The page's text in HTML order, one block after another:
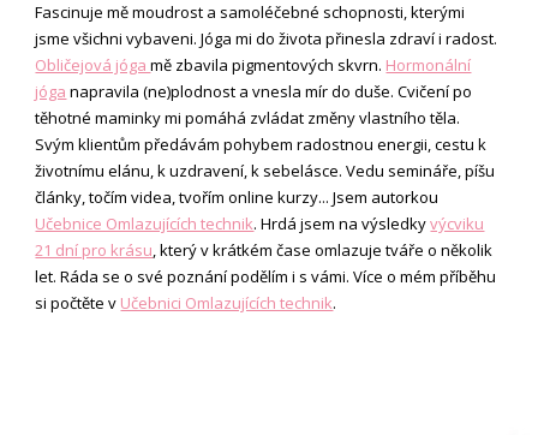
Fascinuje mě moudrost a samoléčebné schopnosti, kterými
jsme všichni vybaveni. Jóga mi do života přinesla zdraví i radost.
Obličejová jógamě zbavila pigmentových skvrn. Hormonální
jóga napravila (ne)plodnost a vnesla mír do duše. Cvičení po
těhotné maminky mi pomáhá zvládat změny vlastního těla.
Svým klientům předávám pohybem radostnou energii, cestu k
životnímu elánu, k uzdravení, k sebelásce. Vedu semináře, píšu
články, točím videa, tvořím online kurzy... Jsem autorkou
Učebnice Omlazujících technik. Hrdá jsem na výsledkyvýcviku
21 dní pro krásu, který v krátkém čase omlazuje tváře o několik
let. Ráda se o své poznání podělím i s vámi. Více o mém příběhu
si počtěte v Učebnici Omlazujících technik.